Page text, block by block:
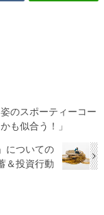
のスポーティーコー
も似合う！」
についての
＆投資行動